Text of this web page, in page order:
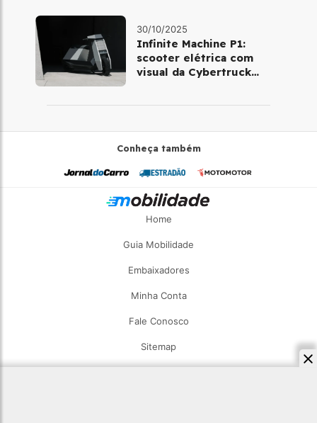
30/10/2025
Infinite Machine P1:
scooter elétrica com
visual da Cybertruck
Conheça também
Home
Guia Mobilidade
Embaixadores
Minha Conta
Fale Conosco
Sitemap